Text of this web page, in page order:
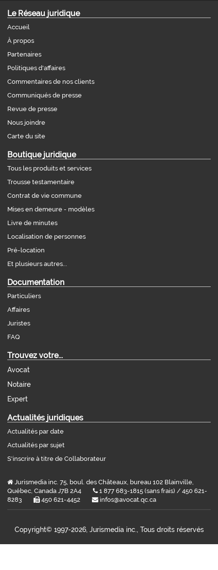
Le Réseau juridique
Accueil
À propos
Partenaires
Politiques d'affaires
Commentaires de nos clients
Communiqués de presse
Revue de presse
Nous joindre
Carte du site
Boutique juridique
Tous les produits et services
Trousse testamentaire
Contrat de vie commune
Mises en demeure - modèles
Livre de minutes
Localisation de personnes
Pré-location
Et plusieurs autres...
Documentation
Particuliers
Affaires
Juristes
FAQ
Trouvez votre...
Avocat
Notaire
Expert
Actualités juridiques
Actualités par date
Actualités par sujet
S'inscrire à titre de Collaborateur
Jurismedia inc. 75, boul. des Châteaux, bureau 102 Blainville,
Québec, Canada J7B 2A4
1 877 683-1815 (sans frais) / 450 621-
8283
450 621-4452 infos@avocat.qc.ca
Copyright© 1997-2026, Jurismedia inc., Tous droits réservés